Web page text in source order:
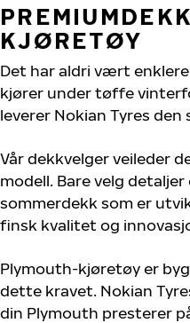
KJØRETØY
Det har aldri vært
kjører under tøffe
leverer Nokian Tyres
Vår dekkvelger veileder
modell. Bare velg
sommerdekk som er
finsk kvalitet og
Plymouth-kjøretøy er
dette kravet. Nokian
din Plymouth presterer